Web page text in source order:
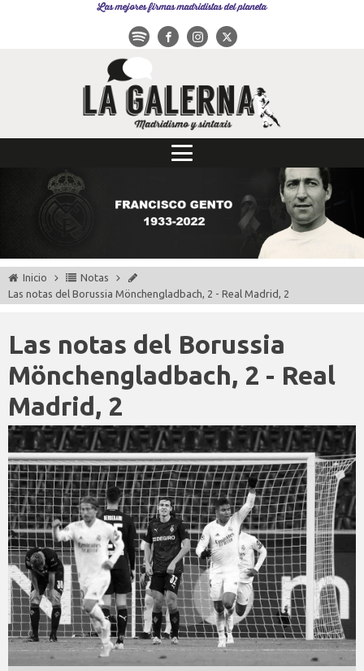
Las mejores firmas madridistas del planeta
Inicio
Notas
Las notas del Borussia Mönchengladbach, 2 - Real Madrid, 2
Las notas del Borussia
Mönchengladbach, 2 - Real
Madrid, 2